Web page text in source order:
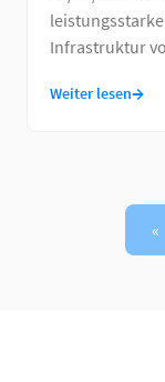
Infrastruktur
Weiter lesen→
«